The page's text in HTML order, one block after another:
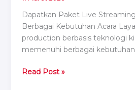
Dapatkan Paket Live
Berbagai Kebutuhan Acara
production berbasis teknologi
memenuhi berbagai kebutuhan
Jasa
Read Post »